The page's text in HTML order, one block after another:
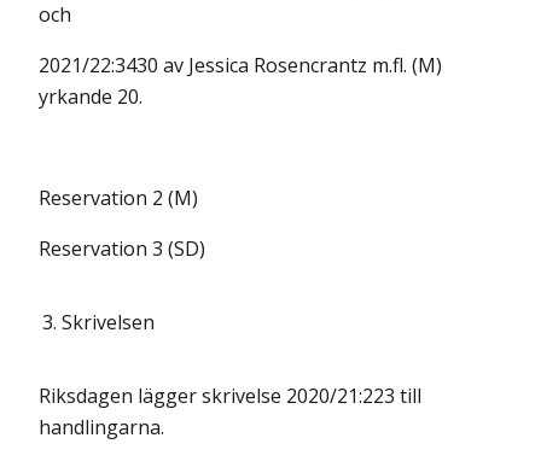
och
2021/22:3430 av Jessica Rosencrantz m.fl. (M)
yrkande 20.
Reservation 2 (M)
Reservation 3 (SD)
3. Skrivelsen
Riksdagen lägger skrivelse 2020/21:223 till
handlingarna.